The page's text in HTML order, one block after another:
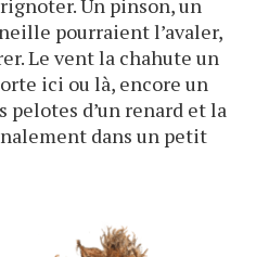
Un pinson, un
pourraient l’avaler,
Le vent la chahute un
ici ou là, encore un
d’un renard et la
dans un petit